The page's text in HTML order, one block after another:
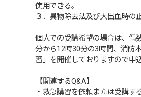
使用できる。
３．異物除去法及び大出血時の
個人での受講希望の場合は、偶
分から12時30分の3時間、消防
習」を開催しておりますので申
【関連するQ&A】
・救急講習を依頼または受講す